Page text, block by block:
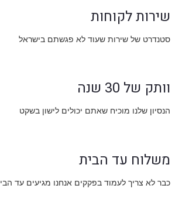
שירות לקוחות
סטנדרט של שירות שעוד לא פגשתם בישראל
וותק של 30 שנה
הנסיון שלנו מוכיח שאתם יכולים לישון בשקט
משלוח עד הבית
כבר לא צריך לעמוד בפקקים אנחנו מגיעים עד הבית